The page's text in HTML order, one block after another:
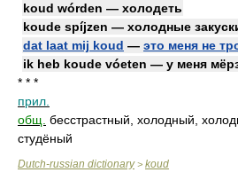
koud wórden — холодеть
koude spíjzen — холодные
dat laat mij koud — это меня не
ik heb koude vóeten — у меня
* * *
прил.
общ. бесстрастный, холодный,
студёный
Dutch-russian dictionary> koud